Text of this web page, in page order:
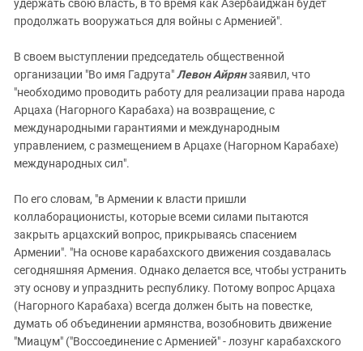
удержать свою власть, в то время как Азербайджан будет
продолжать вооружаться для войны с Арменией".
В своем выступлении председатель общественной
организации "Во имя Гадрута"Левон Айрянзаявил, что
"необходимо проводить работу для реализации права народа
Арцаха (Нагорного Карабаха) на возвращение, с
международными гарантиями и международным
управлением, с размещением в Арцахе (Нагорном Карабахе)
международных сил".
По его словам, "в Армении к власти пришли
коллаборационисты, которые всеми силами пытаются
закрыть арцахский вопрос, прикрываясь спасением
Армении". "На основе карабахского движения создавалась
сегодняшняя Армения. Однако делается все, чтобы устранить
эту основу и упразднить республику. Потому вопрос Арцаха
(Нагорного Карабаха) всегда должен быть на повестке,
думать об объединении армянства, возобновить движение
"Миацум" ("Воссоединение с Арменией" - лозунг карабахского